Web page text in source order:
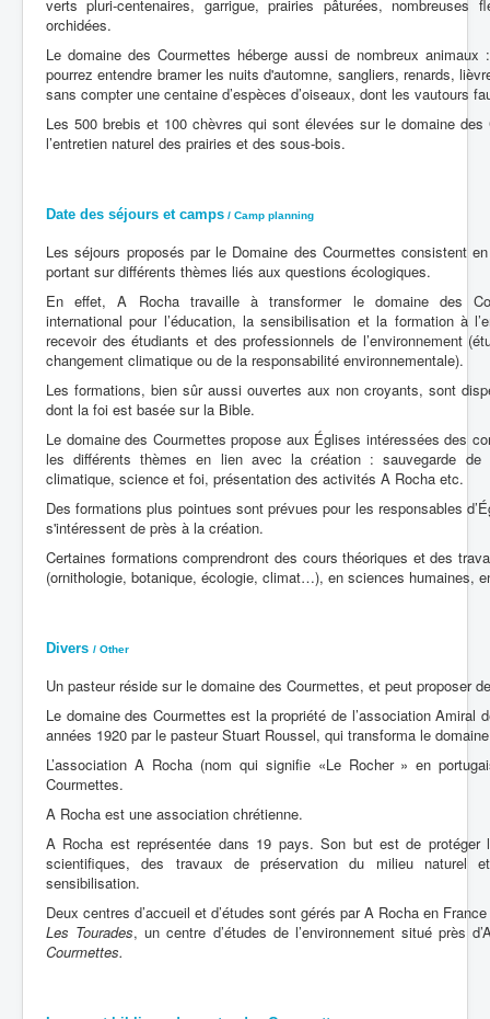
verts pluri-centenaires, garrigue, prairies pâturées, nombreuses
orchidées.
Le domaine des Courmettes héberge aussi de nombreux
pourrez entendre bramer les nuits d'automne, sangliers, renards,
sans compter une centaine d’espèces d’oiseaux, dont les vautours
Les 500 brebis et 100 chèvres qui sont élevées sur le domaine des
l’entretien naturel des prairies et des sous-bois.
Date des séjours et camps / Camp planning
Les séjours proposés par le Domaine des Courmettes consistent
portant sur différents thèmes liés aux questions écologiques.
En effet, A Rocha travaille à transformer le domaine des
international pour l’éducation, la sensibilisation et la formation à
recevoir des étudiants et des professionnels de l’environnement
changement climatique ou de la responsabilité environnementale).
Les formations, bien sûr aussi ouvertes aux non croyants, sont
dont la foi est basée sur la Bible.
Le domaine des Courmettes propose aux Églises intéressées des
les différents thèmes en lien avec la création : sauvegarde de
climatique, science et foi, présentation des activités A Rocha etc.
Des formations plus pointues sont prévues pour les responsables
s'intéressent de près à la création.
Certaines formations comprendront des cours théoriques et des
(ornithologie, botanique, écologie, climat…), en sciences humaines,
Divers / Other
Un pasteur réside sur le domaine des Courmettes, et peut proposer
Le domaine des Courmettes est la propriété de l’association Amiral
années 1920 par le pasteur Stuart Roussel, qui transforma le
L’association A Rocha (nom qui signifie «Le Rocher » en
Courmettes.
A Rocha est une association chrétienne.
A Rocha est représentée dans 19 pays. Son but est de protéger
scientifiques, des travaux de préservation du milieu naturel
sensibilisation.
Deux centres d’accueil et d’études sont gérés par A Rocha en
Les Tourades, un centre d’études de l’environnement situé près
Courmettes.